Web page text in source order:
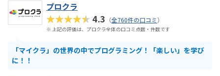
プロクラ
★★★★★4.3 （全760件の口コミ）
※ 上記の評価は、プロクラ全体の口コミ点数・件数です
「マイクラ」の世界の中でプログラミング！「楽しい」を学び
に！！